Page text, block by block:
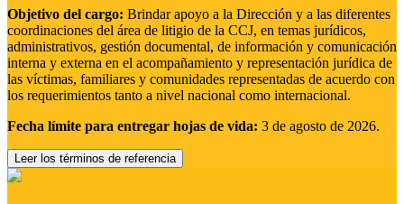
Objetivo del cargo: Brindar apoyo a la Dirección y a las diferentes
coordinaciones del área de litigio de la CCJ, en temas jurídicos,
administrativos, gestión documental, de información y comunicación
interna y externa en el acompañamiento y representación jurídica de
las víctimas, familiares y comunidades representadas de acuerdo con
los requerimientos tanto a nivel nacional como internacional.
Fecha límite para entregar hojas de vida: 3 de agosto de 2026.
Leer los términos de referencia